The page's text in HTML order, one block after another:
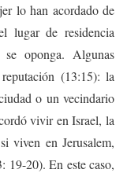
lo han acordado de
lugar de residencia
oponga. Algunas
(13:15): la
o un vecindario
vivir en Israel, la
viven en Jerusalem,
19-20). En este caso,